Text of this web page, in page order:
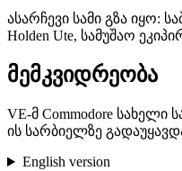
ასარჩევი სამი გზა იყო:
Holden Ute, სამუშაო
მემკვიდრეობა
VE-მ Commodore
ის სარბიელზე
English version